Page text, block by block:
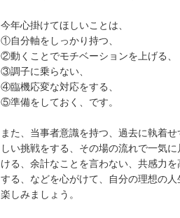
今年心掛けてほしいことは、
①自分軸をしっかり持つ、
②動くことでモチベーションを上げる、
③調子に乗らない、
④臨機応変な対応をする、
⑤準備をしておく、です。
また、当事者意識を持つ、過去に執着せ
しい挑戦をする、その場の流れで一気に
ける、余計なことを言わない、共感力を
する、などを心がけて、自分の理想の人
楽しみましょう。